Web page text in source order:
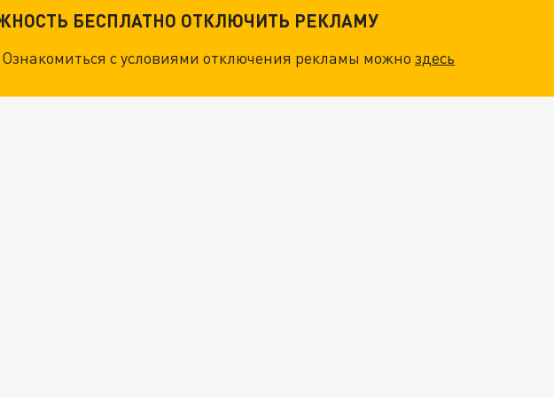
БЕСПЛАТНО ОТКЛЮЧИТЬ РЕКЛАМУ
Ознакомиться с условиями отключения рекламы можноздесь